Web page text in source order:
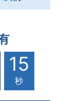
14
秒